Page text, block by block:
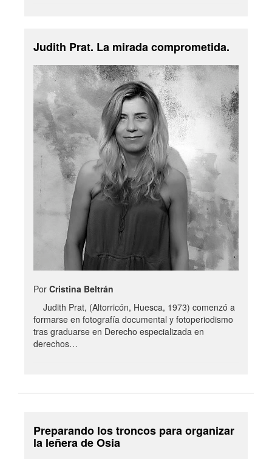
Judith Prat. La mirada comprometida.
Por Cristina Beltrán
Judith Prat, (Altorricón, Huesca, 1973) comenzó a
formarse en fotografía documental y fotoperiodismo
tras graduarse en Derecho especializada en
derechos…
Preparando los troncos para organizar
la leñera de Osia